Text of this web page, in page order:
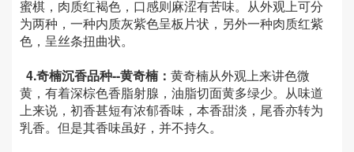
蜜棋，肉质红褐色，口感则麻涩有苦味。从外观上可分
为两种，一种内质灰紫色呈板片状，另外一种肉质红紫
色，呈丝条扭曲状。
4.奇楠沉香品种--黄奇楠： 黄奇楠从外观上来讲色微
黄，有着深棕色香脂射腺，油脂切面黄多绿少。从味道
上来说，初香甚短有浓郁香味，本香甜淡，尾香亦转为
乳香。但是其香味虽好，并不持久。